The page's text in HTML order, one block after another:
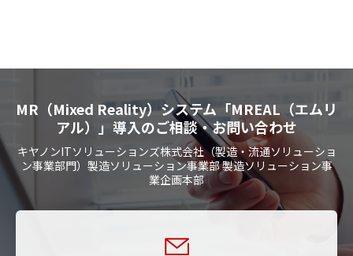
MR（Mixed Reality）システム「MREAL（エムリ
アル）」導入のご相談・お問い合わせ
キヤノンITソリューションズ株式会社（製造・流通ソリューショ
ン事業部門）製造ソリューション事業部 製造ソリューション事
業企画本部